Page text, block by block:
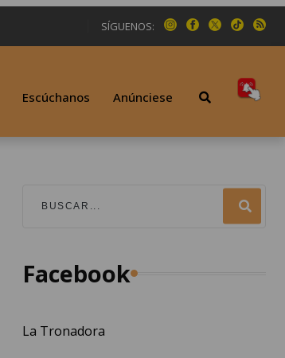
SÍGUENOS:
Escúchanos Anúnciese
Facebook
La Tronadora